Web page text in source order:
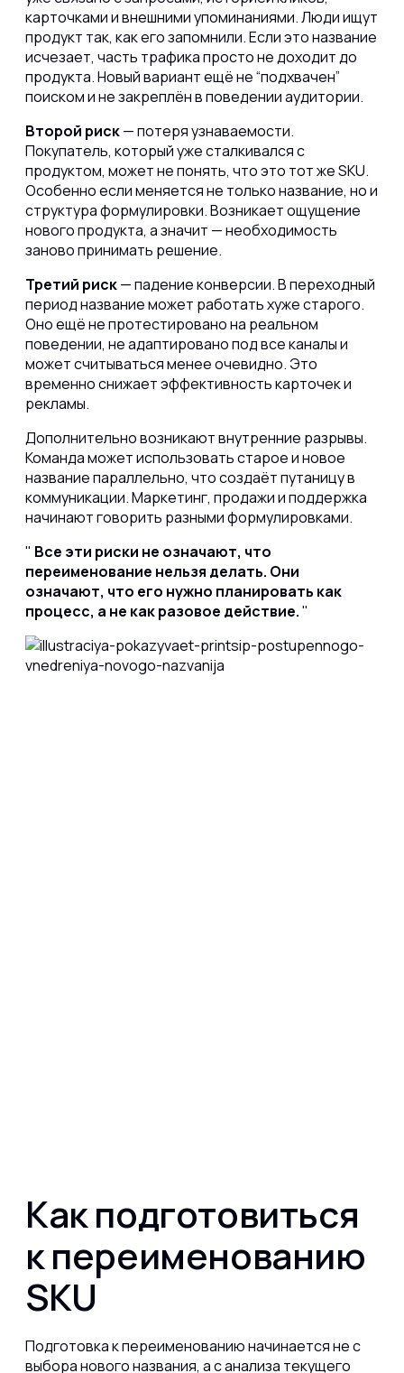
карточками и внешними упоминаниями. Люди ищут
продукт так, как его запомнили. Если это название
исчезает, часть трафика просто не доходит до
продукта. Новый вариант ещё не “подхвачен”
поиском и не закреплён в поведении аудитории.
Второй риск— потеря узнаваемости.
Покупатель, который уже сталкивался с
продуктом, может не понять, что это тот же SKU.
Особенно если меняется не только название, но и
структура формулировки. Возникает ощущение
нового продукта, а значит — необходимость
заново принимать решение.
Третий риск— падение конверсии. В переходный
период название может работать хуже старого.
Оно ещё не протестировано на реальном
поведении, не адаптировано под все каналы и
может считываться менее очевидно. Это
временно снижает эффективность карточек и
рекламы.
Дополнительно возникают внутренние разрывы.
Команда может использовать старое и новое
название параллельно, что создаёт путаницу в
коммуникации. Маркетинг, продажи и поддержка
начинают говорить разными формулировками.
Все эти риски не означают, что
переименование нельзя делать. Они
означают, что его нужно планировать как
процесс, а не как разовое действие.
Как подготовиться
к переименованию
SKU
Подготовка к переименованию начинается не с
выбора нового названия, а с анализа текущего